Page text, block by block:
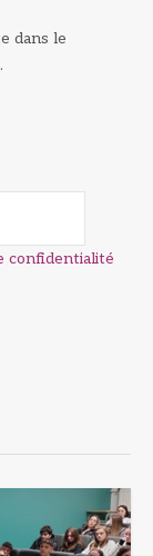
dans le
confidentialité